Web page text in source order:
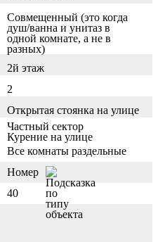
Совмещенный (это когда
душ/ванна и унитаз в
одной комнате, а не в
разных)
2й этаж
2
Открытая стоянка на улице
Частный сектор
Курение на улице
Все комнаты раздельные
Номер
40